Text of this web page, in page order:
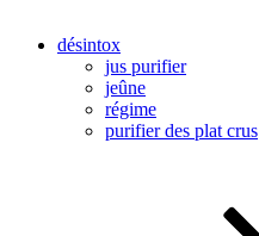
désintox
jus purifier
jeûne
régime
purifier des plat crus